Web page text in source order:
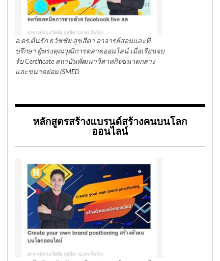
อ.ดร.ต้นรัก ธวัชชัย สุขสีดา อาจารย์สอนและที่
ปรึกษา ผู้ทรงคุณวุฒิการตลาดออนไลน์ เมื่อเรียนจบ
รับ Certificate สถาบันพัฒนาวิสาหกิจขนาดกลาง
และขนาดย่อม ISMED
หลักสูตรสร้างแบรนด์สร้างคนบนโลก
ออนไลน์